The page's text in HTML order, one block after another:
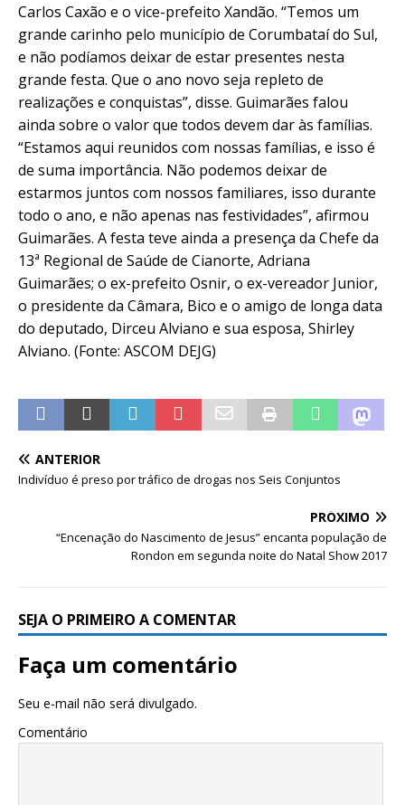
Carlos Caxão e o vice-prefeito Xandão. “Temos um
grande carinho pelo município de Corumbataí do Sul,
e não podíamos deixar de estar presentes nesta
grande festa. Que o ano novo seja repleto de
realizações e conquistas”, disse. Guimarães falou
ainda sobre o valor que todos devem dar às famílias.
“Estamos aqui reunidos com nossas famílias, e isso é
de suma importância. Não podemos deixar de
estarmos juntos com nossos familiares, isso durante
todo o ano, e não apenas nas festividades”, afirmou
Guimarães. A festa teve ainda a presença da Chefe da
13ª Regional de Saúde de Cianorte, Adriana
Guimarães; o ex-prefeito Osnir, o ex-vereador Junior,
o presidente da Câmara, Bico e o amigo de longa data
do deputado, Dirceu Alviano e sua esposa, Shirley
Alviano. (Fonte: ASCOM DEJG)
ANTERIOR
Indivíduo é preso por tráfico de drogas nos Seis Conjuntos
PRÓXIMO
“Encenação do Nascimento de Jesus” encanta população de
Rondon em segunda noite do Natal Show 2017
SEJA O PRIMEIRO A COMENTAR
Faça um comentário
Seu e-mail não será divulgado.
Comentário